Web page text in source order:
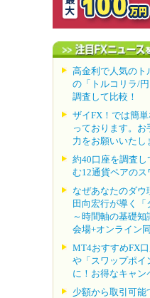
高金利で人気のト
の「トルコリラ/
調査して比較！
ザイFX！では簡
っております。
力をお願いいたし
約40口座を調査
む12通貨ペアのス
なぜあなたのダウ
田向宏行が導く「
～時間軸の基礎知
会場+オンライン
MT4おすすめFX
や「スワップポイ
に！お得なキャン
少額から取引可能